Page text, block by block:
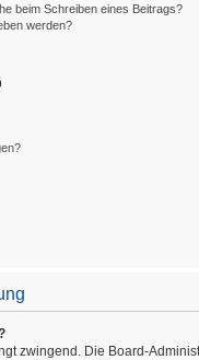
beim Schreiben eines Beitrags?
werden?
zwingend. Die Board-